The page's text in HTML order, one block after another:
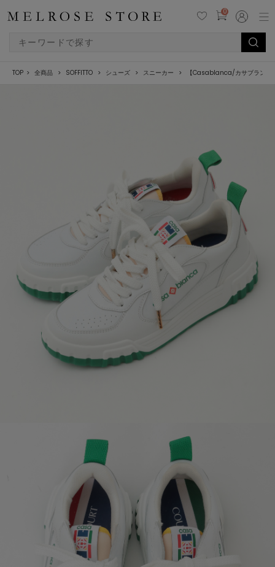
0
TOP 全商品 SOFFITTO シューズ スニーカー 【Casablanca/カサブラン